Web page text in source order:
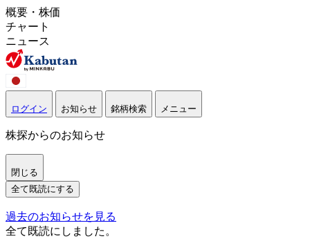
概要・株価
チャート
ニュース
ログイン お知らせ 銘柄検索 メニュー
株探からのお知らせ
閉じる
全て既読にする
過去のお知らせを見る
全て既読にしました。